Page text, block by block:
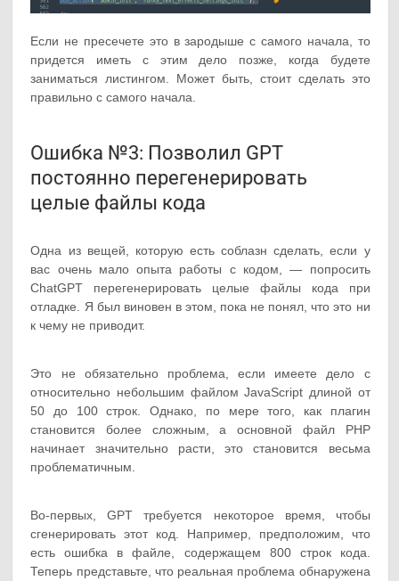
Если не пресечете это в зародыше с самого начала, то
придется иметь с этим дело позже, когда будете
заниматься листингом. Может быть, стоит сделать это
правильно с самого начала.
Ошибка №3: ​​Позволил GPT
постоянно перегенерировать
целые файлы кода
Одна из вещей, которую есть соблазн сделать, если у
вас очень мало опыта работы с кодом, — попросить
ChatGPT перегенерировать целые файлы кода при
отладке. Я был виновен в этом, пока не понял, что это ни
к чему не приводит.
Это не обязательно проблема, если имеете дело с
относительно небольшим файлом JavaScript длиной от
50 до 100 строк. Однако, по мере того, как плагин
становится более сложным, а основной файл PHP
начинает значительно расти, это становится весьма
проблематичным.
Во-первых, GPT требуется некоторое время, чтобы
сгенерировать этот код. Например, предположим, что
есть ошибка в файле, содержащем 800 строк кода.
Теперь представьте, что реальная проблема обнаружена